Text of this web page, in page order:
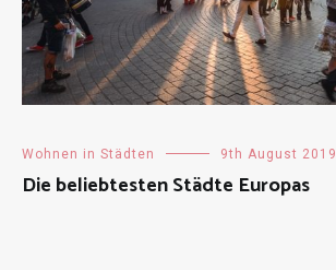
Wohnen in Städten 9th August 2019
Die beliebtesten Städte Europas